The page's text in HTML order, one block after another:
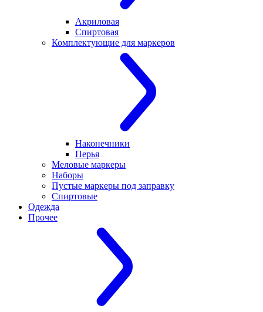
Акриловая
Спиртовая
Комплектующие для маркеров
Наконечники
Перья
Меловые маркеры
Наборы
Пустые маркеры под заправку
Спиртовые
Одежда
Прочее